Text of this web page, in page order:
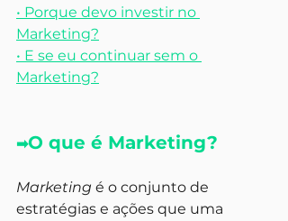
• Porque devo investir no
Marketing?
• E se eu continuar sem o
Marketing?
➡O que é Marketing?
Marketing é o conjunto de
estratégias e ações que uma